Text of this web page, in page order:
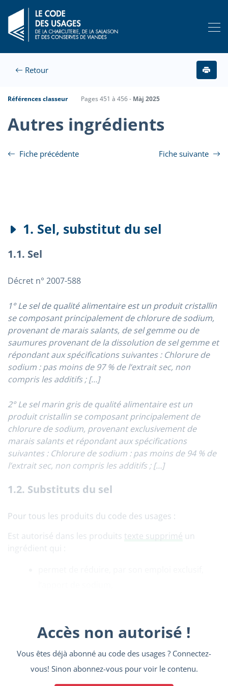
Retour
Références classeur Pages 451 à 456 - Màj 2025
Autres ingrédients
Fiche précédente Fiche suivante
1. Sel, substitut du sel
1.1. Sel
Décret n° 2007-588
1° Le sel de qualité alimentaire est un produit cristallin
se composant principalement de chlorure de sodium,
provenant de marais salants, de sel gemme ou de
saumures provenant de la dissolution de sel gemme et
répondant aux spécifications suivantes : Chlorure de
sodium : pas moins de 97 % de l’extrait sec, non
compris les additifs ; […]
2° Le sel marin gris de qualité alimentaire est un
produit cristallin se composant principalement de
chlorure de sodium, provenant exclusivement de
marais salants et répondant aux spécifications
suivantes : Chlorure de sodium : pas moins de 94 % de
l’extrait sec, non compris les additifs ; […]
1.2. Substituts du sel
Pour tous les produits du code des usages :
Est autorisé dans les produits texte supprimé un
ingrédient qui :
Accès non autorisé !
Vous êtes déjà abonné au code des usages ? Connectez-
vous! Sinon abonnez-vous pour voir le contenu.